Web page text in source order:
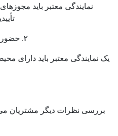
نمایندگی معتبر باید
۲. حضور فیزیکی و محیط کاری مناسب
یک نمایندگی معتبر باید دارای
بررسی نظرات دیگر مشتریان